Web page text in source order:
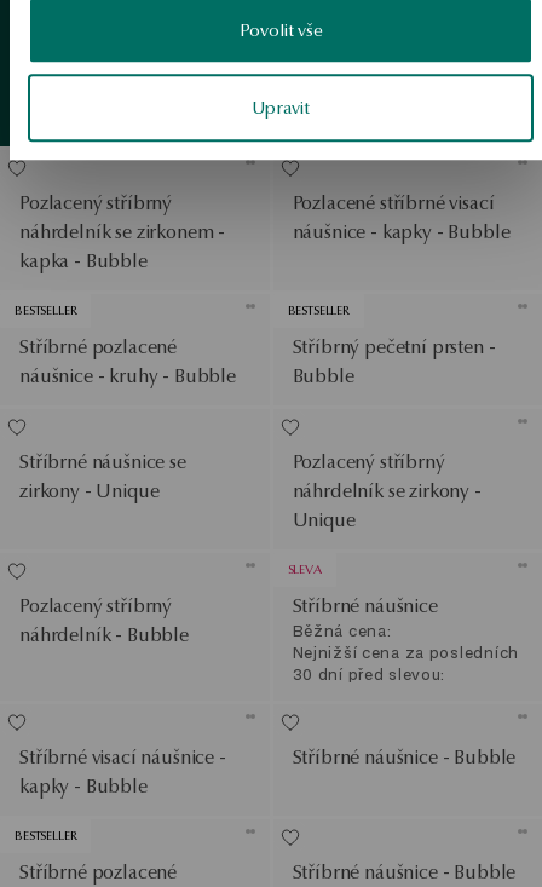
Povolit vše
Upravit
Pozlacený stříbrný
Běžná cena:
Nejnižší cena za posledních
30 dní před slevou:
Pozlacený stříbrný
náhrdelník se zirkonem -
kapka - Bubble
Pozlacené stříbrné visací
náušnice - kapky - Bubble
BESTSELLER
Stříbrné pozlacené
náušnice - kruhy - Bubble
BESTSELLER
Stříbrný pečetní prsten -
Bubble
Stříbrné náušnice se
zirkony - Unique
Pozlacený stříbrný
náhrdelník se zirkony -
Unique
Pozlacený stříbrný
náhrdelník - Bubble
SLEVA
Stříbrné náušnice
Běžná cena:
Nejnižší cena za posledních
30 dní před slevou:
Stříbrné visací náušnice -
kapky - Bubble
Stříbrné náušnice - Bubble
BESTSELLER
Stříbrné pozlacené
Stříbrné náušnice - Bubble